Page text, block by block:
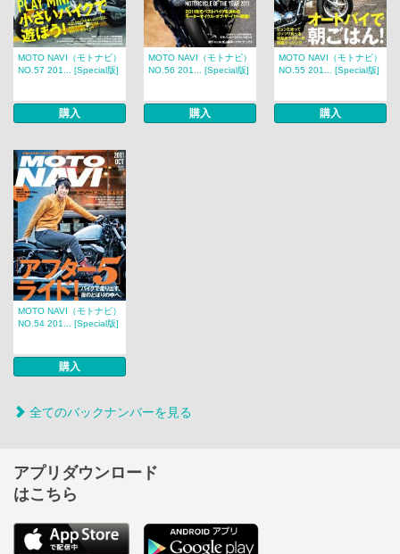
MOTO NAVI（モトナビ）
NO.57 201... [Special版]
購入
MOTO NAVI（モトナビ）
NO.56 201... [Special版]
購入
MOTO NAVI（モトナビ）
NO.55 201... [Special版]
購入
MOTO NAVI（モトナビ）
NO.54 201... [Special版]
購入
全てのバックナンバーを見る
アプリダウンロード
はこちら